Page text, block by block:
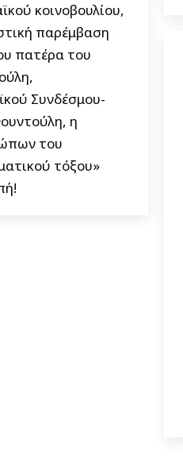
κοινοβουλίου,
παρέμβαση
πατέρα του
Συνδέσμου-
η
του
τόξου»